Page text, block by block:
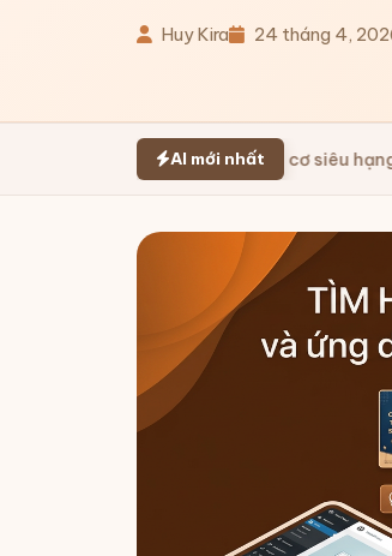
Huy Kira 24 tháng 4,
AI mới nhất
game chiến cơ siêu hạng cử chỉ tay